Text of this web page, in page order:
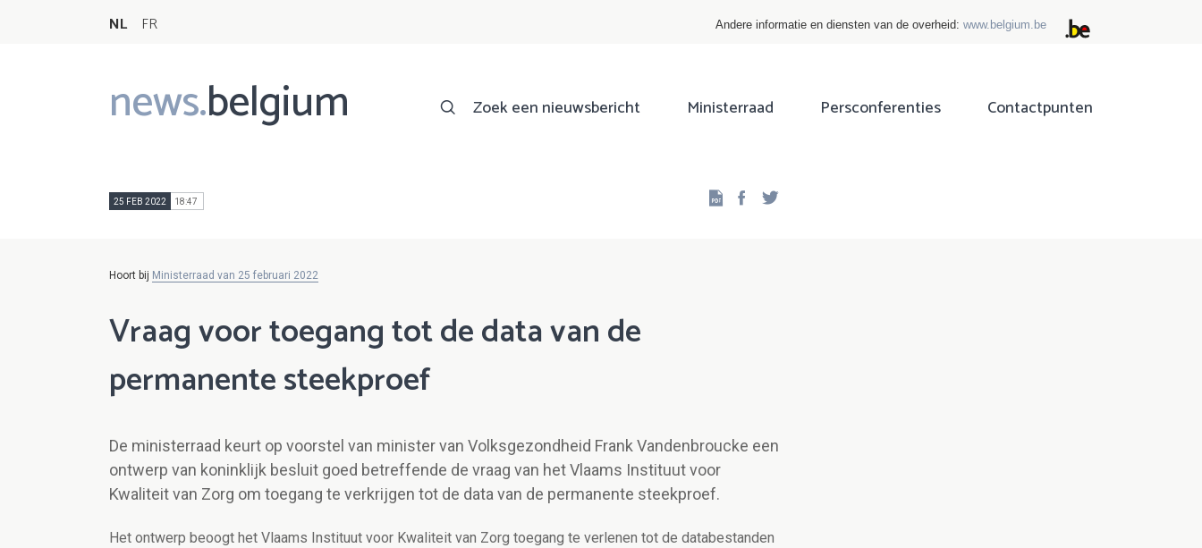
NL FR Andere informatie en diensten van de overheid: www.belgium.be
news.belgium
Main
navigation
Zoek een nieuwsbericht Ministerraad Persconferenties Contactpunten
25 FEB 2022 18:47 Facebook
Hoort bij Ministerraad van 25 februari 2022
Vraag voor toegang tot de data van de
permanente steekproef
De ministerraad keurt op voorstel van minister van Volksgezondheid Frank Vandenbroucke een
ontwerp van koninklijk besluit goed betreffende de vraag van het Vlaams Instituut voor
Kwaliteit van Zorg om toegang te verkrijgen tot de data van de permanente steekproef.
Het ontwerp beoogt het Vlaams Instituut voor Kwaliteit van Zorg toegang te verlenen tot de databestanden